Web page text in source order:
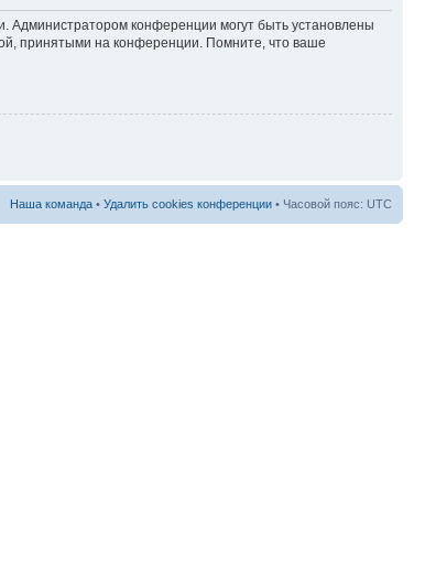
Администратором конференции могут быть установлены
принятыми на конференции. Помните, что ваше
Наша команда • Удалить cookies конференции • Часовой пояс: UTC